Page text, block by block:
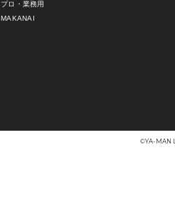
プロ・業務用
MAKANAI
©︎YA-MAN